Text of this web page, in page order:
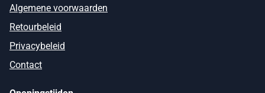
Algemene voorwaarden
Retourbeleid
Privacybeleid
Contact